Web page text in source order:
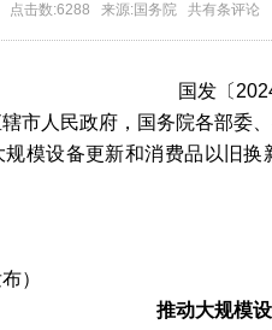
点击数:6288 来源:国务院 共有条评论
国发〔
市人民政府，国务院各部委、
设备更新和消费品以旧换
）
推动大规模设